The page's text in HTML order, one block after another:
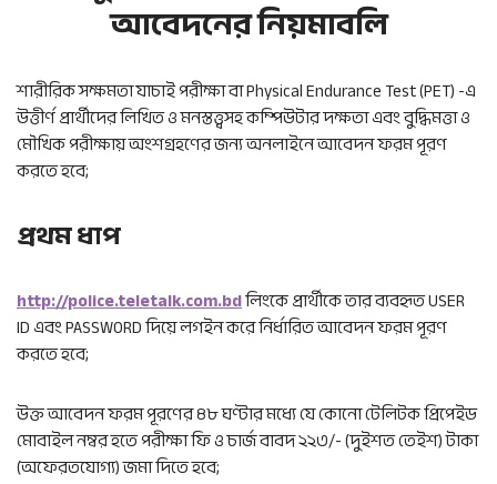
আবেদনের নিয়মাবলি
শারীরিক সক্ষমতা যাচাই পরীক্ষা বা Physical Endurance Test (PET) -এ
উত্তীর্ণ প্রার্থীদের লিখিত ও মনস্তত্ত্বসহ কম্পিউটার দক্ষতা এবং বুদ্ধিমত্তা ও
মৌখিক পরীক্ষায় অংশগ্রহণের জন্য অনলাইনে আবেদন ফরম পূরণ
করতে হবে;
প্রথম ধাপ
http://police.teletalk.com.bdলিংকে প্রার্থীকে তার ব্যবহৃত USER
ID এবং PASSWORD দিয়ে লগইন করে নির্ধারিত আবেদন ফরম পূরণ
করতে হবে;
উক্ত আবেদন ফরম পূরণের ৪৮ ঘণ্টার মধ্যে যে কোনো টেলিটক প্রিপেইড
মোবাইল নম্বর হতে পরীক্ষা ফি ও চার্জ বাবদ ২২৩/- (দুইশত তেইশ) টাকা
(অফেরতযোগ্য) জমা দিতে হবে;